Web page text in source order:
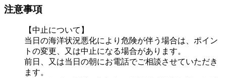
注意事項
【中止について】
当日の海洋状況悪化により危険が伴う場合は、ポイン
トの変更、又は中止になる場合があります。
前日、又は当日の朝にお電話でご相談させていただき
ます。